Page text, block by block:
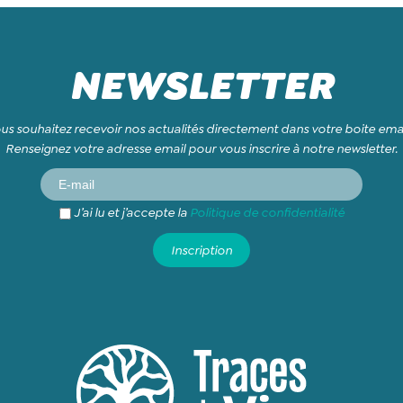
NEWSLETTER
souhaitez recevoir nos actualités directement dans votre boite
Renseignez votre adresse email pour vous inscrire à notre newsletter.
J’ai lu et j’accepte la Politique de confidentialité